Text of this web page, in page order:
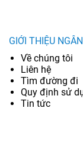
GIỚI THIỆU
Về chúng tôi
Liên hệ
Tìm đường đi
Quy định sử
Tin tức